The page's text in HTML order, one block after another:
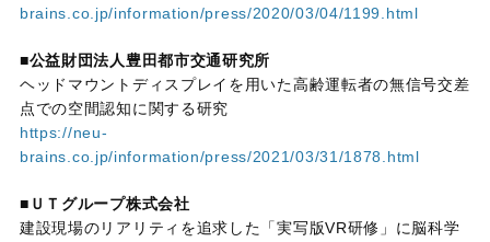
brains.co.jp/information/press/2020/03/04/1199.html
■公益財団法人豊田都市交通研究所
ヘッドマウントディスプレイを用いた高齢運転者の無信号交差
点での空間認知に関する研究
https://neu-
brains.co.jp/information/press/2021/03/31/1878.html
■ＵＴグループ株式会社
建設現場のリアリティを追求した「実写版VR研修」に脳科学